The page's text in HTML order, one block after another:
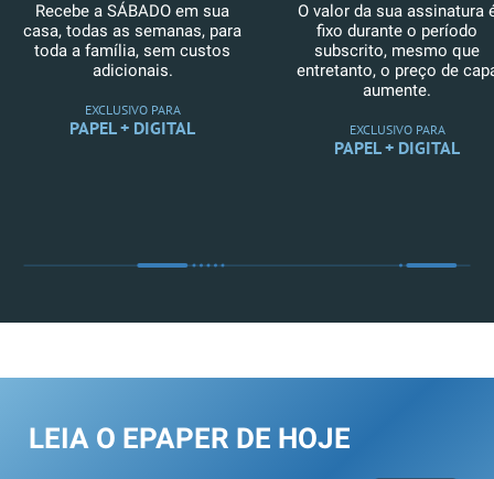
Recebe a SÁBADO em sua
casa, todas as semanas, para
toda a família, sem custos
adicionais.
EXCLUSIVO PARA
PAPEL + DIGITAL
O valor da sua assinatura
fixo durante o período
subscrito, mesmo que
entretanto, o preço de
aumente.
EXCLUSIVO PARA
PAPEL + DIGITAL
LEIA O EPAPER DE HOJE